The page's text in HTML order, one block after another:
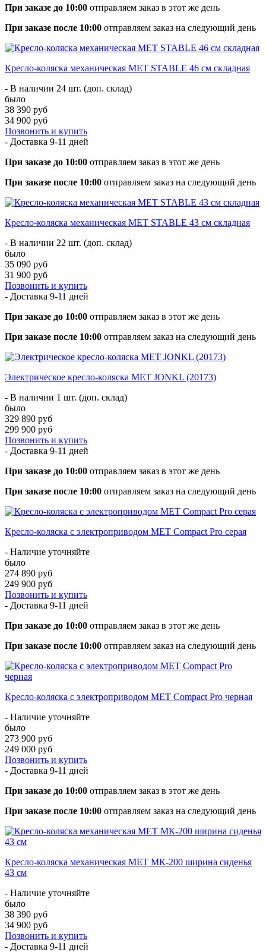
При заказе до 10:00 отправляем заказ в этот же день
При заказе после 10:00 отправляем заказ на следующий день
Кресло-коляска механическая МЕТ STABLE 46 см складная
- В наличии 24 шт. (доп. склад)
было
38 390 руб
34 900 руб
Позвонить и купить
- Доставка 9-11 дней
При заказе до 10:00 отправляем заказ в этот же день
При заказе после 10:00 отправляем заказ на следующий день
Кресло-коляска механическая МЕТ STABLE 43 см складная
- В наличии 22 шт. (доп. склад)
было
35 090 руб
31 900 руб
Позвонить и купить
- Доставка 9-11 дней
При заказе до 10:00 отправляем заказ в этот же день
При заказе после 10:00 отправляем заказ на следующий день
Электрическое кресло-коляска MET JONKL (20173)
- В наличии 1 шт. (доп. склад)
было
329 890 руб
299 900 руб
Позвонить и купить
- Доставка 9-11 дней
При заказе до 10:00 отправляем заказ в этот же день
При заказе после 10:00 отправляем заказ на следующий день
Кресло-коляска с электроприводом MET Compact Pro серая
- Наличие уточняйте
было
274 890 руб
249 900 руб
Позвонить и купить
- Доставка 9-11 дней
При заказе до 10:00 отправляем заказ в этот же день
При заказе после 10:00 отправляем заказ на следующий день
Кресло-коляска с электроприводом MET Compact Pro черная
- Наличие уточняйте
было
273 900 руб
249 000 руб
Позвонить и купить
- Доставка 9-11 дней
При заказе до 10:00 отправляем заказ в этот же день
При заказе после 10:00 отправляем заказ на следующий день
Кресло-коляска механическая МЕТ МК-200 ширина сиденья
43 см
- Наличие уточняйте
было
38 390 руб
34 900 руб
Позвонить и купить
- Доставка 9-11 дней